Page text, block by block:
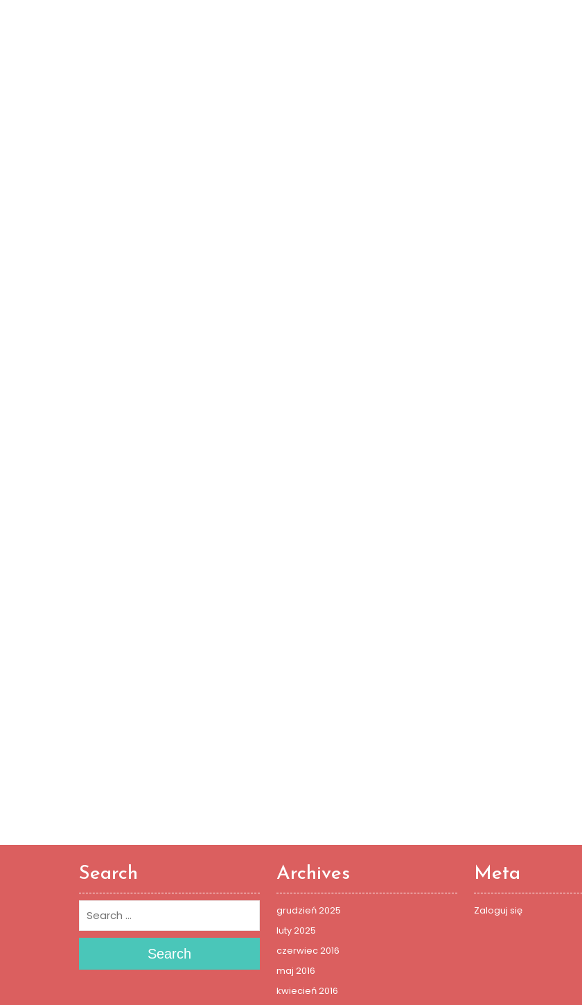
Search
Search
Archives
grudzień 2025
luty 2025
czerwiec 2016
maj 2016
kwiecień 2016
Meta
Zaloguj się